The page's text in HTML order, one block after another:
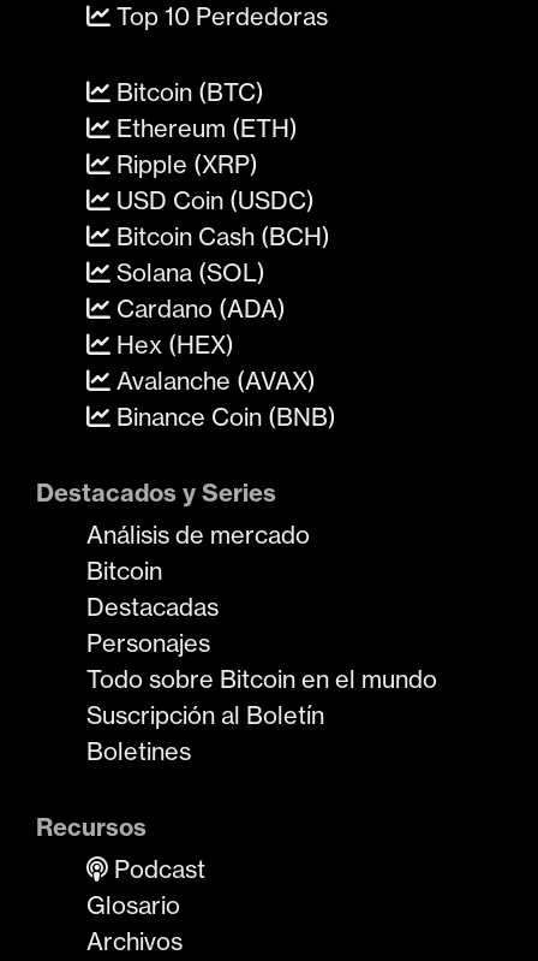
Top 10 Perdedoras
Bitcoin (BTC)
Ethereum (ETH)
Ripple (XRP)
USD Coin (USDC)
Bitcoin Cash (BCH)
Solana (SOL)
Cardano (ADA)
Hex (HEX)
Avalanche (AVAX)
Binance Coin (BNB)
Destacados y Series
Análisis de mercado
Bitcoin
Destacadas
Personajes
Todo sobre Bitcoin en el mundo
Suscripción al Boletín
Boletines
Recursos
Podcast
Glosario
Archivos